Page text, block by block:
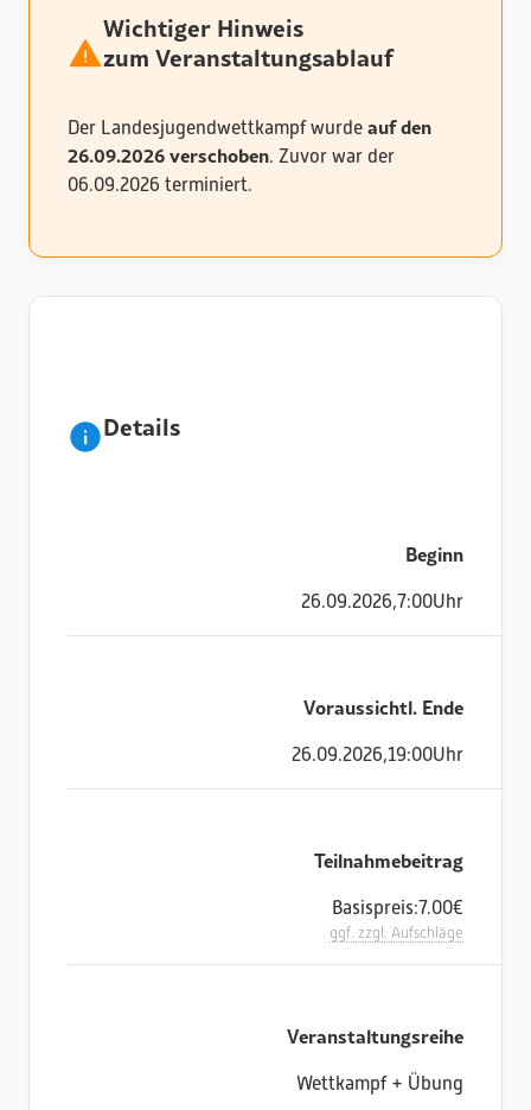
Wichtiger Hinweis
zum Veranstaltungsablauf
Der Landesjugendwettkampf wurde auf den
26.09.2026 verschoben. Zuvor war der
06.09.2026 terminiert.
Details
Beginn
26.09.2026,7:00Uhr
Voraussichtl. Ende
26.09.2026,19:00Uhr
Teilnahmebeitrag
Basispreis:7.00€
ggf. zzgl. Aufschläge
Veranstaltungsreihe
Wettkampf + Übung